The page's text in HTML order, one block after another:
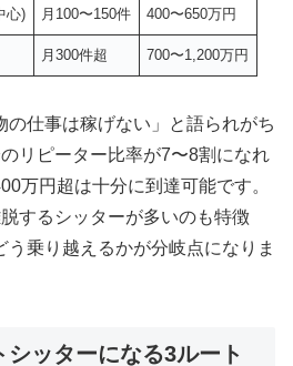
心) 月100〜150件 400〜650万円
月300件超 700〜1,200万円
の仕事は稼げない」と語られがち
リピーター比率が7〜8割になれ
万円超は十分に到達可能です。
するシッターが多いのも特徴
う乗り越えるかが分岐点になりま
ッターになる3ルート